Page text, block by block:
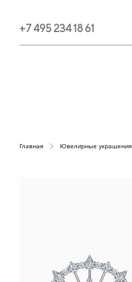
+7 495 234 18 61
Главная Ювелирные украшения